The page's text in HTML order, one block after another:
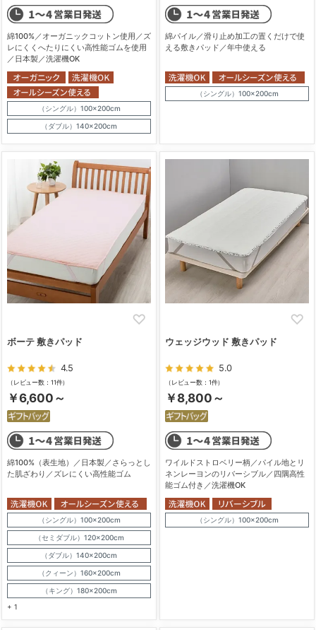
綿100%／オーガニックコットン使用／ズ
レにくくへたりにくい高性能ゴムを使用
／日本製／洗濯機OK
（シングル）100×200cm
（ダブル）140×200cm
綿パイル／滑り止め加工の置くだけで使
える敷きパッド／年中使える
（シングル）100×200cm
ボーテ 敷きパッド
4.5
（レビュー数：11件）
￥6,600～
綿100%（表生地）／日本製／さらっとし
た肌ざわり／ズレにくい高性能ゴム
（シングル）100×200cm
（セミダブル）120×200cm
（ダブル）140×200cm
（クィーン）160×200cm
（キング）180×200cm
+ 1
ウェッジウッド 敷きパッド
5.0
（レビュー数：1件）
￥8,800～
ワイルドストロベリー柄／パイル地とリ
ネンレーヨンのリバーシブル／四隅高性
能ゴム付き／洗濯機OK
（シングル）100×200cm